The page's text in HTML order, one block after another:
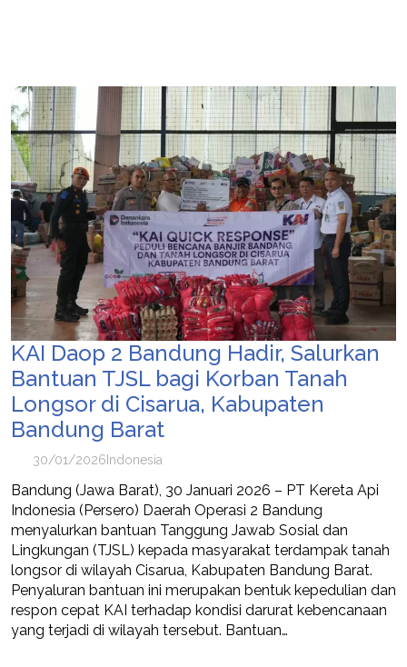
KAI Daop 2 Bandung Hadir, Salurkan
Bantuan TJSL bagi Korban Tanah
Longsor di Cisarua, Kabupaten
Bandung Barat
30/01/2026 Indonesia
Bandung (Jawa Barat), 30 Januari 2026 – PT Kereta Api
Indonesia (Persero) Daerah Operasi 2 Bandung
menyalurkan bantuan Tanggung Jawab Sosial dan
Lingkungan (TJSL) kepada masyarakat terdampak tanah
longsor di wilayah Cisarua, Kabupaten Bandung Barat.
Penyaluran bantuan ini merupakan bentuk kepedulian dan
respon cepat KAI terhadap kondisi darurat kebencanaan
yang terjadi di wilayah tersebut. Bantuan…